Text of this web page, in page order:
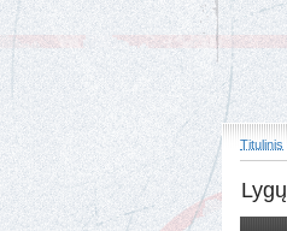
Titulinis